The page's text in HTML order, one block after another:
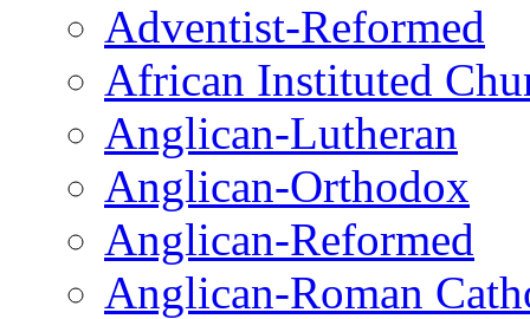
Adventist-Reformed
African Instituted
Anglican-Lutheran
Anglican-Orthodox
Anglican-Reformed
Anglican-Roman